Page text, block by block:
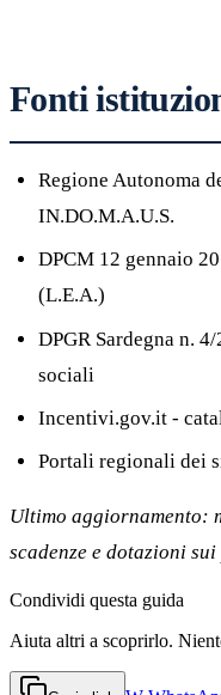
Fonti
Regione Autonoma
IN.DO.M.A.U.S.
DPCM 12 gennaio
(L.E.A.)
DPGR Sardegna n.
sociali
Incentivi.gov.it -
Portali regionali dei
Ultimo aggiornamento:
scadenze e dotazioni
Condividi questa guida
Aiuta altri a scoprirlo.